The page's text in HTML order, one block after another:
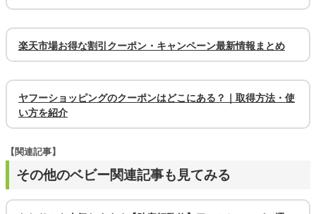
楽天市場お得な割引クーポン・キャンペーン最新情報まとめ
ヤフーショッピングのクーポンはどこにある？｜取得方法・使
い方を紹介
その他のベビー関連記事も見てみる
【関連記事】